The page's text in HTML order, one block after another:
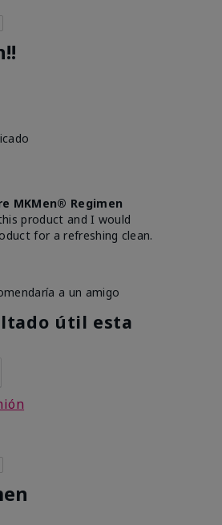
MKMen® Regimen
product and I would
for a refreshing clean.
a un amigo
útil esta